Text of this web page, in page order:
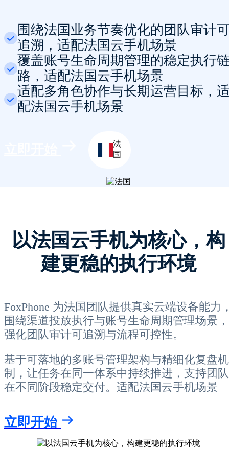
围绕法国业务节奏优化的团队审计
追溯，适配法国云手机场景
覆盖账号生命周期管理的稳定执行
路，适配法国云手机场景
适配多角色协作与长期运营目标，
配法国云手机场景
法
国
以法国云手机为核心，构
建更稳的执行环境
FoxPhone 为法国团队提供真实云端设备能力
围绕渠道投放执行与账号生命周期管理场景，
强化团队审计可追溯与流程可控性。
基于可落地的多账号管理架构与精细化复盘机
制，让任务在同一体系中持续推进，支持团队
在不同阶段稳定交付。适配法国云手机场景
立即开始